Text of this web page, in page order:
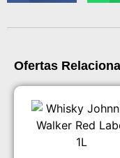
Ofertas